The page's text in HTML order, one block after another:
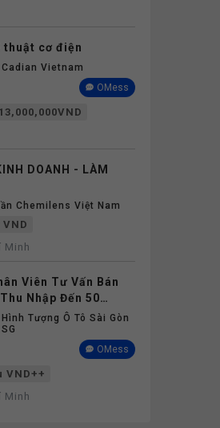
thuật cơ điện
Cadian Vietnam
OMess
DOANH - LÀM
Chemilens Việt Nam
Minh
Viên Tư Vấn Bán
Nhập Đến 50
Việc 100% Lương
Tượng Ô Tô Sài Gòn
OMess
VND++
Minh